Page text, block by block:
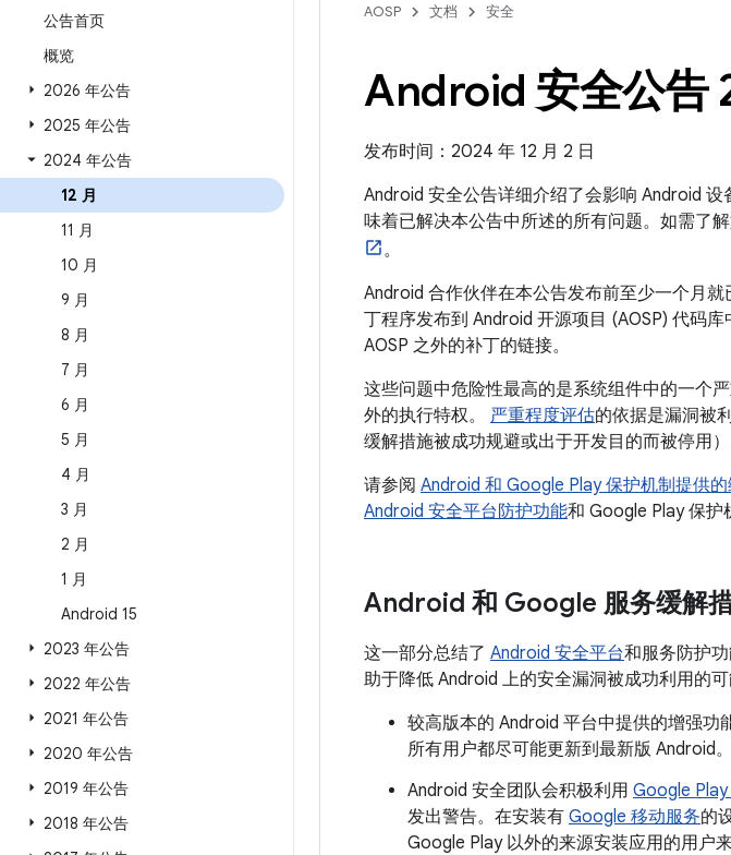
公告首页
概览
2026 年公告
2025 年公告
2024 年公告
12 月
11 月
10 月
9 月
8 月
7 月
6 月
5 月
4 月
3 月
2 月
1 月
Android 15
2023 年公告
2022 年公告
2021 年公告
2020 年公告
2019 年公告
2018 年公告
AOSP 文档 安全
Android 安全公告
发布时间：2024 年 12 月 2 日
Android 安全公告详细介绍了会影响 Android
味着已解决本公告中所述的所有问题。如需了
。
Android 合作伙伴在本公告发布前至少一个月
丁程序发布到 Android 开源项目 (AOSP) 代码
AOSP 之外的补丁的链接。
这些问题中危险性最高的是系统组件中的一个
外的执行特权。 严重程度评估的依据是漏洞被
缓解措施被成功规避或出于开发目的而被停用）
请参阅 Android 和 Google Play 保护机制提供
Android 安全平台防护功能和 Google Play 保护
Android 和 Google 服务缓解
这一部分总结了 Android 安全平台和服务防护
助于降低 Android 上的安全漏洞被成功利用的可
较高版本的 Android 平台中提供的增强
所有用户都尽可能更新到最新版 Android。
Android 安全团队会积极利用 Google
发出警告。在安装有 Google 移动服务的
Google Play 以外的来源安装应用的用户